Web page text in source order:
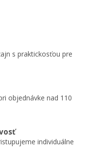
s praktickosťou pre
objednávke nad 110
individuálne